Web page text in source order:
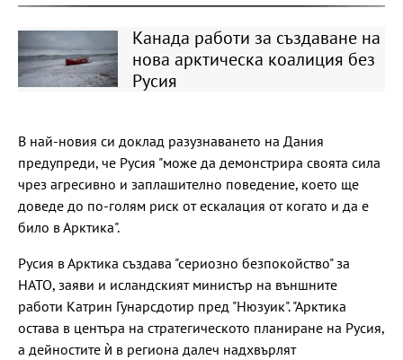
Канада работи за създаване на
нова арктическа коалиция без
Русия
В най-новия си доклад разузнаването на Дания
предупреди, че Русия "може да демонстрира своята сила
чрез агресивно и заплашително поведение, което ще
доведе до по-голям риск от ескалация от когато и да е
било в Арктика".
Русия в Арктика създава "сериозно безпокойство" за
НАТО, заяви и исландският министър на външните
работи Катрин Гунарсдотир пред "Нюзуик". "Арктика
остава в центъра на стратегическото планиране на Русия,
а дейностите ѝ в региона далеч надхвърлят